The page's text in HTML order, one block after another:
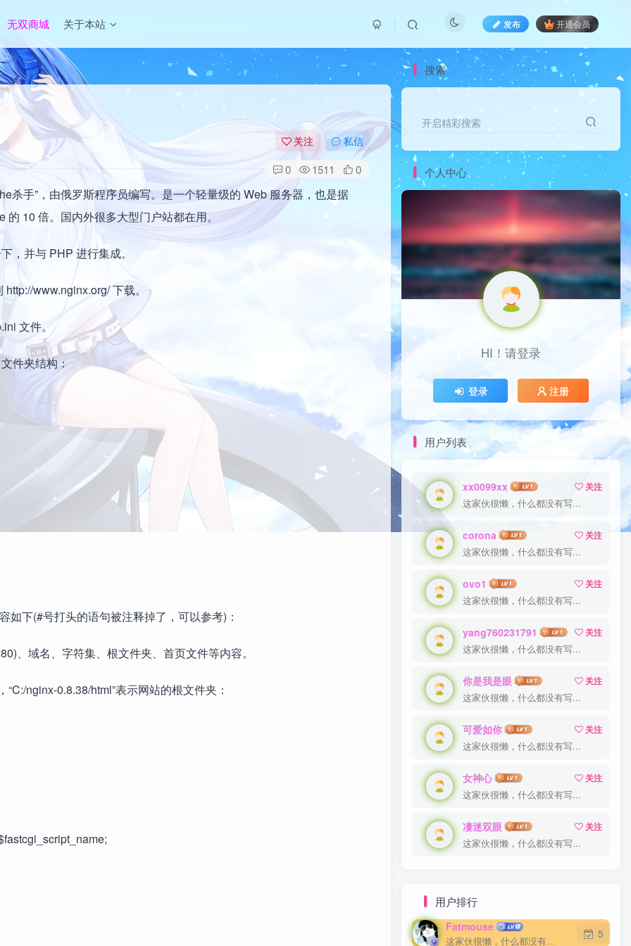
无双商城 关于本站 发布 开通会员
关注 私信
0 1511 0
杀手”，由俄罗斯程序员编写。是一个轻量级的 Web 服务器，也是据
的 10 倍。国内外很多大型门户站都在用。
，并与 PHP 进行集成。
www.nginx.org/ 下载。
文件。
件夹结构：
下(#号打头的语句被注释掉了，可以参考)：
、域名、字符集、根文件夹、首页文件等内容。
nginx-0.8.38/html”表示网站的根文件夹：
搜索
开启精彩搜索
个人中心
HI！请登录
登录 注册
用户列表
xx0099xx
关注
这家伙很懒，什么都没有写...
corona
关注
这家伙很懒，什么都没有写...
ovo1
关注
这家伙很懒，什么都没有写...
yang760231791
关注
这家伙很懒，什么都没有写...
你是我是眼
关注
这家伙很懒，什么都没有写...
可爱如你
关注
这家伙很懒，什么都没有写...
女神心
关注
这家伙很懒，什么都没有写...
凄迷双眼
关注
这家伙很懒，什么都没有写...
用户排行
Fatmouse
这家伙很懒，什么都没有写...
5
开启精彩搜索
HI！请登录
登录 注册
xx0099xx
关注
这家伙很懒，什么都没有写...
corona
关注
这家伙很懒，什么都没有写...
ovo1
关注
这家伙很懒，什么都没有写...
yang760231791
关注
这家伙很懒，什么都没有写...
你是我是眼
关注
这家伙很懒，什么都没有写...
可爱如你
关注
这家伙很懒，什么都没有写...
女神心
关注
这家伙很懒，什么都没有写...
凄迷双眼
关注
这家伙很懒，什么都没有写...
Fatmouse
这家伙很懒，什么都没有写...
5